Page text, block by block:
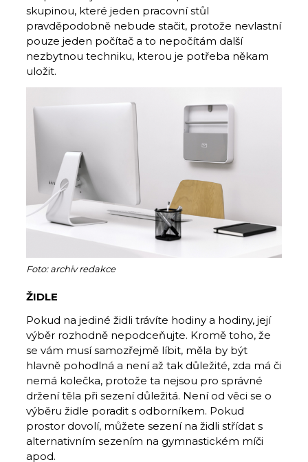
skupinou, které jeden pracovní stůl
pravděpodobně nebude stačit, protože nevlastní
pouze jeden počítač a to nepočítám další
nezbytnou techniku, kterou je potřeba někam
uložit.
Foto: archiv redakce
ŽIDLE
Pokud na jediné židli trávíte hodiny a hodiny, její
výběr rozhodně nepodceňujte. Kromě toho, že
se vám musí samozřejmě líbit, měla by být
hlavně pohodlná a není až tak důležité, zda má či
nemá kolečka, protože ta nejsou pro správné
držení těla při sezení důležitá. Není od věci se o
výběru židle poradit s odborníkem. Pokud
prostor dovolí, můžete sezení na židli střídat s
alternativním sezením na gymnastickém míči
apod.